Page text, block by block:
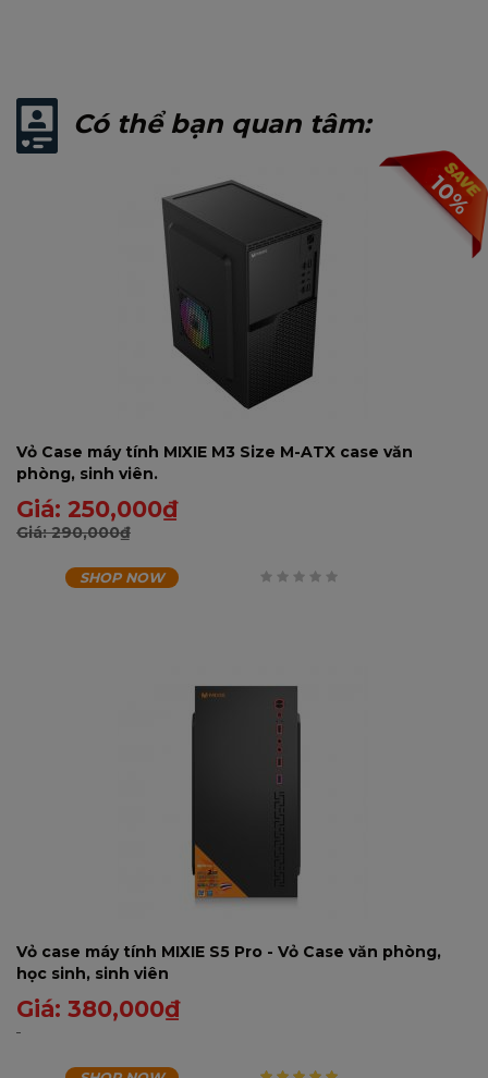
Có thể bạn quan tâm:
10%
Vỏ Case máy tính MIXIE M3 Size M-ATX case văn
phòng, sinh viên.
Giá: 250,000₫
Giá:290,000₫
SHOP NOW
Vỏ case máy tính MIXIE S5 Pro - Vỏ Case văn phòng,
học sinh, sinh viên
Giá: 380,000₫